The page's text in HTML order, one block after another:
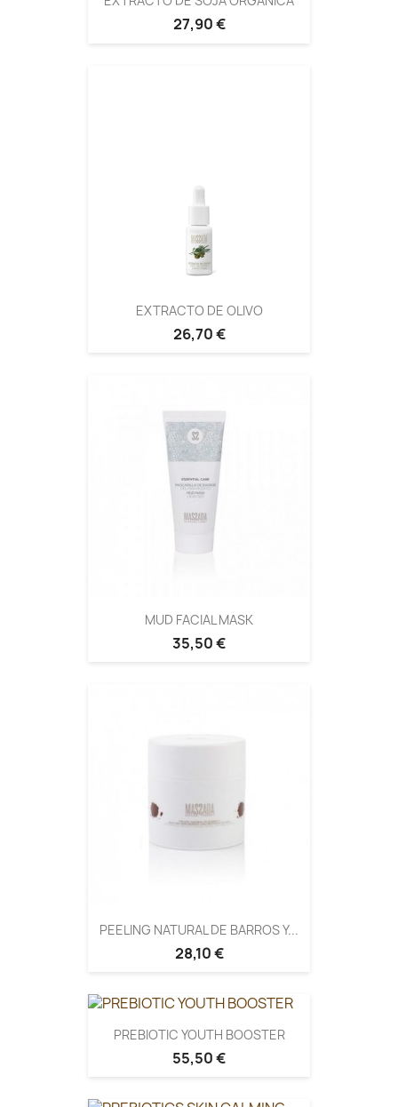
27,90 €
EXTRACTO DE OLIVO
26,70 €
MUD FACIAL MASK
35,50 €
PEELING NATURAL DE BARROS Y...
28,10 €
PREBIOTIC YOUTH BOOSTER
55,50 €